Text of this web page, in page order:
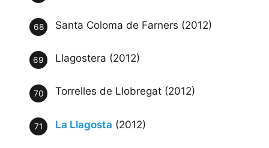
Santa Coloma de Farners (2012)
Llagostera (2012)
Torrelles de Llobregat (2012)
La Llagosta (2012)